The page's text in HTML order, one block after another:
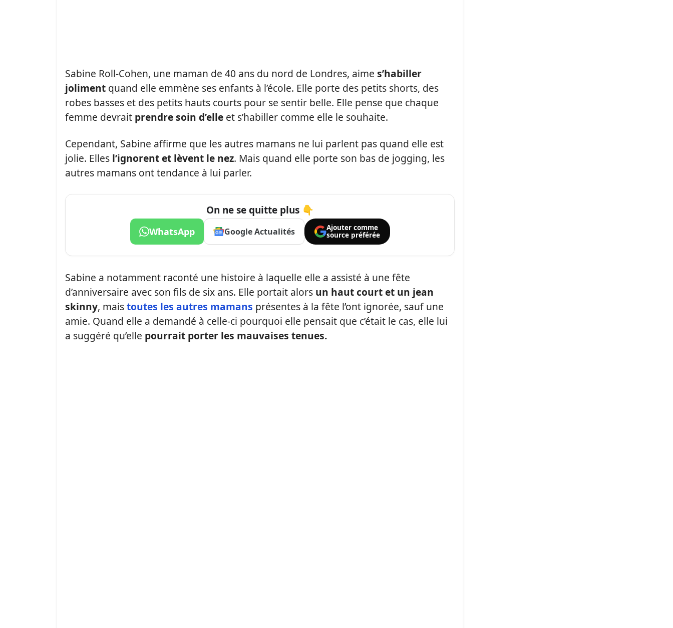
Sabine Roll-Cohen, une maman de 40 ans du nord de Londres, aime s’habiller
joliment quand elle emmène ses enfants à l’école. Elle porte des petits shorts, des
robes basses et des petits hauts courts pour se sentir belle. Elle pense que chaque
femme devrait prendre soin d’elle et s’habiller comme elle le souhaite.
Cependant, Sabine affirme que les autres mamans ne lui parlent pas quand elle est
jolie. Elles l’ignorent et lèvent le nez. Mais quand elle porte son bas de jogging, les
autres mamans ont tendance à lui parler.
On ne se quitte plus 👇
WhatsApp Google Actualités
Ajouter comme
source préférée
Sabine a notamment raconté une histoire à laquelle elle a assisté à une fête
d’anniversaire avec son fils de six ans. Elle portait alors un haut court et un jean
skinny, maistoutes les autres mamans présentes à la fête l’ont ignorée, sauf une
amie. Quand elle a demandé à celle-ci pourquoi elle pensait que c’était le cas, elle lui
a suggéré qu’elle pourrait porter les mauvaises tenues.